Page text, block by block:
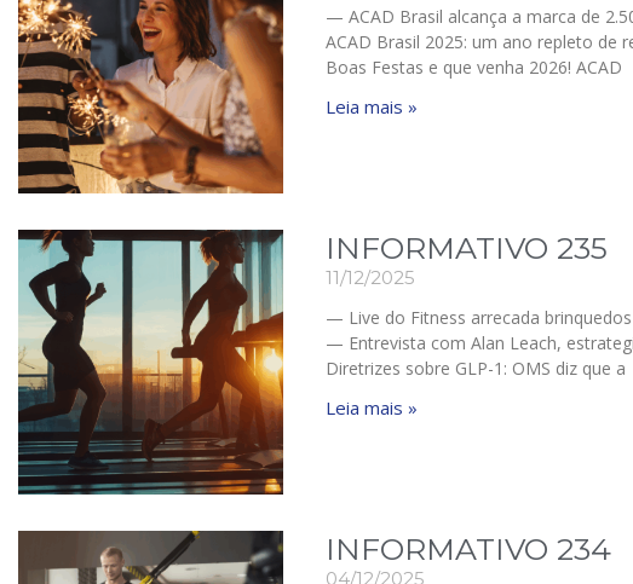
— ACAD Brasil alcança a marca de
ACAD Brasil 2025: um ano repleto
Boas Festas e que venha 2026! ACAD
Leia mais »
INFORMATIVO 235
11/12/2025
— Live do Fitness arrecada
— Entrevista com Alan Leach,
Diretrizes sobre GLP-1: OMS diz que a
Leia mais »
INFORMATIVO 234
04/12/2025